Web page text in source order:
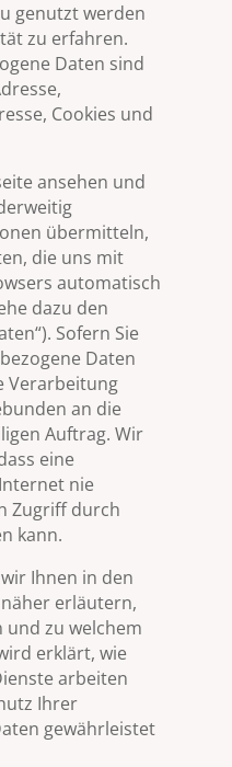
genutzt werden
zu erfahren.
Daten sind
Cookies und
ansehen und
übermitteln,
die uns mit
automatisch
dazu den
Sofern Sie
Daten
Verarbeitung
an die
Auftrag. Wir
eine
nie
Zugriff durch
kann.
Ihnen in den
erläutern,
und zu welchem
erklärt, wie
arbeiten
Ihrer
gewährleistet